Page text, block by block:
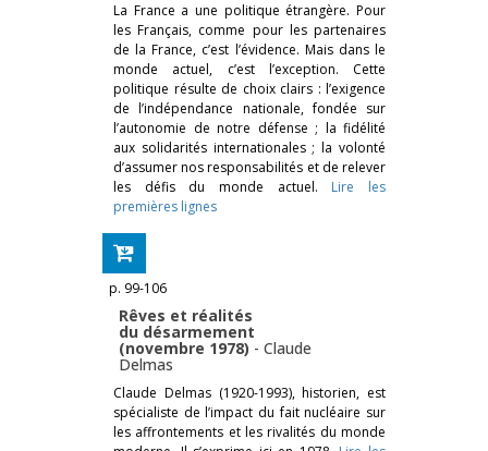
La France a une politique étrangère. Pour
les Français, comme pour les partenaires
de la France, c’est l’évidence. Mais dans le
monde actuel, c’est l’exception. Cette
politique résulte de choix clairs : l’exigence
de l’indépendance nationale, fondée sur
l’autonomie de notre défense ; la fidélité
aux solidarités internationales ; la volonté
d’assumer nos responsabilités et de relever
les défis du monde actuel. Lire les
premières lignes
p. 99-106
Rêves et réalités
du désarmement
(novembre 1978) - Claude
Delmas
Claude Delmas (1920-1993), historien, est
spécialiste de l’impact du fait nucléaire sur
les affrontements et les rivalités du monde